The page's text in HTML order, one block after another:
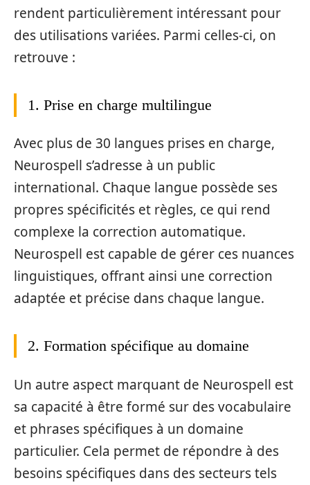
rendent particulièrement intéressant pour
des utilisations variées. Parmi celles-ci, on
retrouve :
1. Prise en charge multilingue
Avec plus de 30 langues prises en charge,
Neurospell s’adresse à un public
international. Chaque langue possède ses
propres spécificités et règles, ce qui rend
complexe la correction automatique.
Neurospell est capable de gérer ces nuances
linguistiques, offrant ainsi une correction
adaptée et précise dans chaque langue.
2. Formation spécifique au domaine
Un autre aspect marquant de Neurospell est
sa capacité à être formé sur des vocabulaire
et phrases spécifiques à un domaine
particulier. Cela permet de répondre à des
besoins spécifiques dans des secteurs tels